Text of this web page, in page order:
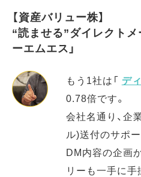
【資産バリュー株】
“読ませる”ダイレクトメ
ーエムエス」
もう1社は「 デ
0.78倍です。
会社名通り、企
ル)送付のサポ
DM内容の企画
リーも一手に手